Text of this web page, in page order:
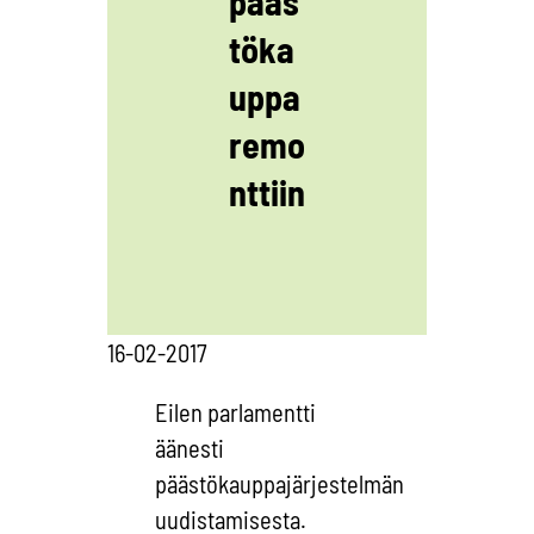
töka
uppa
remo
nttiin
16-02-2017
Eilen parlamentti
äänesti
päästökauppajärjestelmän
uudistamisesta.